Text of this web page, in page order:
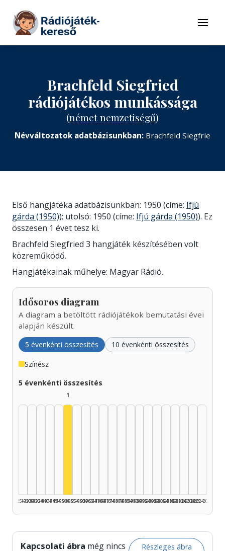
Tovább a tartalomhoz
Menü
Brachfeld Siegfried
rádiójátékos munkássága
(német nemzetiségű)
Névváltozatok adatbázisunkban: Brachfeld Siegfrie
Első hangjátéka adatbázisunkban: 1950 (címe: Ifjú
gárda (1950)); utolsó: 1950 (címe: Ifjú gárda (1950)). Ez
összesen 1 évet tesz ki.
Brachfeld Siegfried 3 hangjáték készítésében volt
közreműködő.
Hangjátékainak műhelye: Magyar Rádió.
Idősoros diagram
A diagram a betöltött rádiójátékok bemutatási évei
alapján készült.
5 évenkénti összesítés 10 évenkénti összesítés
Színész
5 évenkénti összesítés
1925–1929
1930–1934
1935–1939
1940–1944
1945–1949
1
1950–1954
1955–1959
1960–1964
1965–1969
1970–1974
1975–1979
1980–1984
1985–1989
1990–1994
1995–1999
2000–2004
2005–2009
2010–2014
2015–2019
2020–2024
2025–2026
Kapcsolati ábra még nincs
Részleges ábra